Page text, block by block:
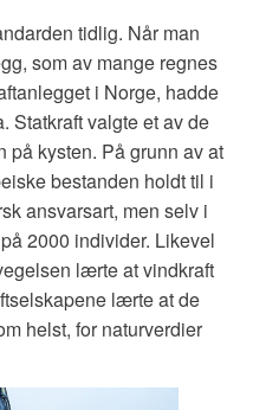
tidlig. Når man
som av mange regnes
i Norge, hadde
Statkraft valgte et av de
på kysten. På grunn av at
bestanden holdt til i
ansvarsart, men selv i
2000 individer. Likevel
lærte at vindkraft
lærte at de
helst, for naturverdier